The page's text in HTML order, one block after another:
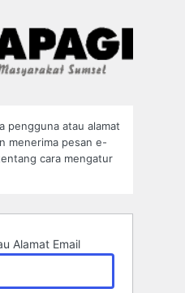
pengguna atau alamat
menerima pesan e-
cara mengatur
Alamat Email